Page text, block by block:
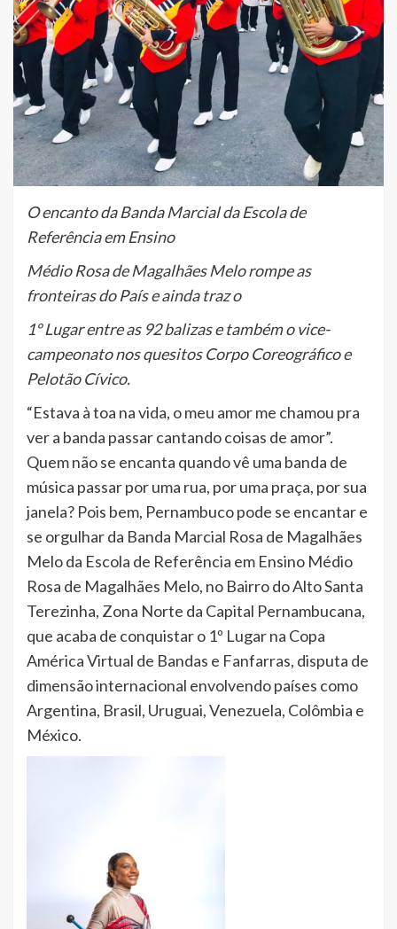
O encanto da Banda Marcial da Escola de
Referência em Ensino
Médio Rosa de Magalhães Melo rompe as
fronteiras do País e ainda traz o
1º Lugar entre as 92 balizas e também o vice-
campeonato nos quesitos Corpo Coreográfico e
Pelotão Cívico.
“Estava à toa na vida, o meu amor me chamou pra
ver a banda passar cantando coisas de amor”.
Quem não se encanta quando vê uma banda de
música passar por uma rua, por uma praça, por sua
janela? Pois bem, Pernambuco pode se encantar e
se orgulhar da Banda Marcial Rosa de Magalhães
Melo da Escola de Referência em Ensino Médio
Rosa de Magalhães Melo, no Bairro do Alto Santa
Terezinha, Zona Norte da Capital Pernambucana,
que acaba de conquistar o 1º Lugar na Copa
América Virtual de Bandas e Fanfarras, disputa de
dimensão internacional envolvendo países como
Argentina, Brasil, Uruguai, Venezuela, Colômbia e
México.